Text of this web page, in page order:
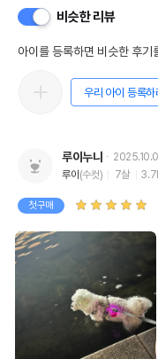
제조자,수입품의 경우
수입자를 함께 표기
AS책임자와 전화번호
또는 소비자상담 관련
유통기한
비슷한 리뷰
아이를 등록하면 비슷한 후기
우리 아이 등록하
루이누냐
루이 (수컷) 7살
첫구매